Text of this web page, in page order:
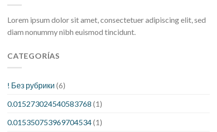
Lorem ipsum dolor sit amet, consectetuer adipiscing elit, sed
diam nonummy nibh euismod tincidunt.
CATEGORÍAS
! Без рубрики (6)
0.015273024540583768 (1)
0.015350753969704534(1)